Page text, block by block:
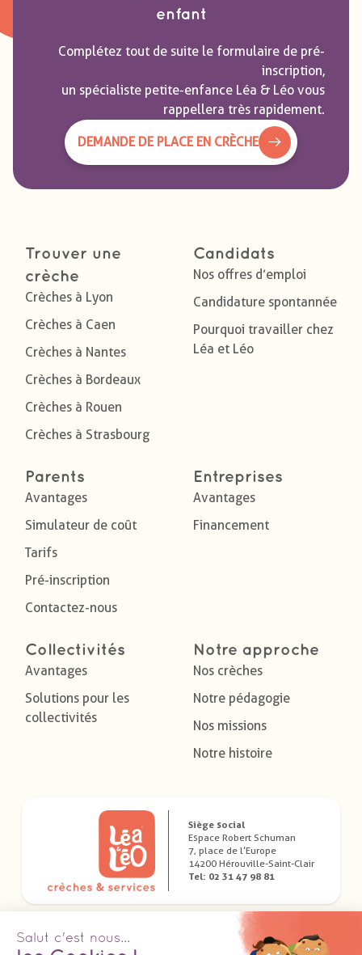
enfant
Complétez tout de suite le formulaire de pré-
inscription,
un spécialiste petite-enfance Léa & Léo vous
rappellera très rapidement.
DEMANDE DE PLACE EN CRÈCHE
Trouver une
crèche
Crèches à Lyon
Crèches à Caen
Crèches à Nantes
Crèches à Bordeaux
Crèches à Rouen
Crèches à Strasbourg
Candidats
Nos offres d’emploi
Candidature spontannée
Pourquoi travailler chez
Léa et Léo
Parents
Avantages
Simulateur de coût
Tarifs
Pré-inscription
Contactez-nous
Entreprises
Avantages
Financement
Collectivités
Avantages
Solutions pour les
collectivités
Notre approche
Nos crèches
Notre pédagogie
Nos missions
Notre histoire
Siège social
Espace Robert Schuman
7, place de l’Europe
14200 Hérouville-Saint-Clair
Tel: 02 31 47 98 81
Télécharger nos applications dédiées